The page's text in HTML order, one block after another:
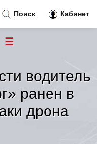
водитель
ранен в
дрона
Поиск Кабинет
☰